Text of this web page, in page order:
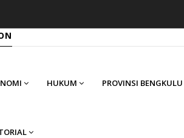
HUKUM PROVINSI BENGKULU